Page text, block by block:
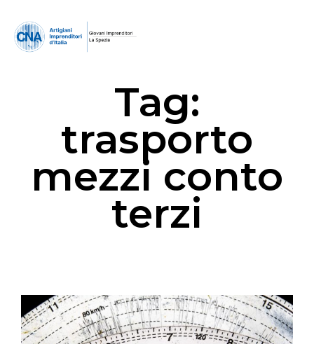
Tag:
trasporto
mezzi conto
terzi